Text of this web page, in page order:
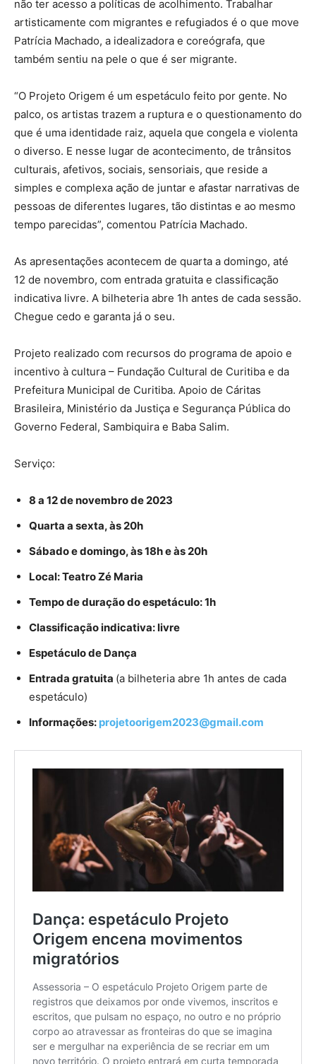
não ter acesso a políticas de acolhimento. Trabalhar
artisticamente com migrantes e refugiados é o que move
Patrícia Machado, a idealizadora e coreógrafa, que
também sentiu na pele o que é ser migrante.
“O Projeto Origem é um espetáculo feito por gente. No
palco, os artistas trazem a ruptura e o questionamento do
que é uma identidade raiz, aquela que congela e violenta
o diverso. E nesse lugar de acontecimento, de trânsitos
culturais, afetivos, sociais, sensoriais, que reside a
simples e complexa ação de juntar e afastar narrativas de
pessoas de diferentes lugares, tão distintas e ao mesmo
tempo parecidas”, comentou Patrícia Machado.
As apresentações acontecem de quarta a domingo, até
12 de novembro, com entrada gratuita e classificação
indicativa livre. A bilheteria abre 1h antes de cada sessão.
Chegue cedo e garanta já o seu.
Projeto realizado com recursos do programa de apoio e
incentivo à cultura – Fundação Cultural de Curitiba e da
Prefeitura Municipal de Curitiba. Apoio de Cáritas
Brasileira, Ministério da Justiça e Segurança Pública do
Governo Federal, Sambiquira e Baba Salim.
Serviço:
8 a 12 de novembro de 2023
Quarta a sexta, às 20h
Sábado e domingo, às 18h e às 20h
Local: Teatro Zé Maria
Tempo de duração do espetáculo: 1h
Classificação indicativa: livre
Espetáculo de Dança
Entrada gratuita (a bilheteria abre 1h antes de cada
espetáculo)
Informações: projetoorigem2023@gmail.com